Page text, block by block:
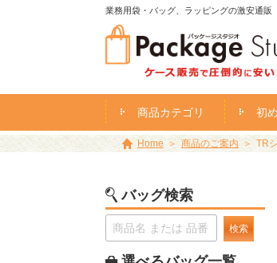
業務用袋・バッグ、ラッピングの激安通販
商品カテゴリ 初
Home 商品のご案内 TR
バッグ検索
検索